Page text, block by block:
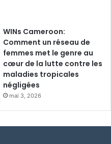
WINs Cameroon:
Comment un réseau de
femmes met le genre au
cœur de la lutte contre les
maladies tropicales
négligées
mai 3, 2026